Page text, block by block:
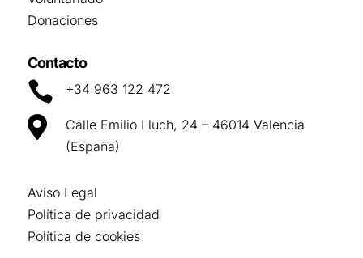
Donaciones
Contacto
 +34 963 122 472

Calle Emilio Lluch, 24 – 46014 Valencia
(España)
Aviso Legal
Política de privacidad
Política de cookies